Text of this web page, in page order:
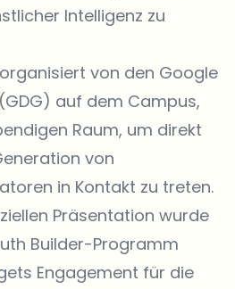
Intelligenz zu
von den Google
auf dem Campus,
Raum, um direkt
von
in Kontakt zu treten.
Präsentation wurde
Builder-Programm
Engagement für die